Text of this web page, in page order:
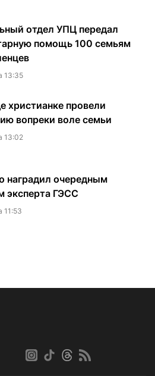
отдел УПЦ передал
помощь 100 семьям
13:35
христианке провели
вопреки воле семьи
13:02
наградил очередным
эксперта ГЭСС
11:53